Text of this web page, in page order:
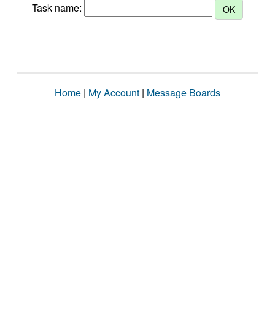
Task name:
Home | My Account | Message Boards